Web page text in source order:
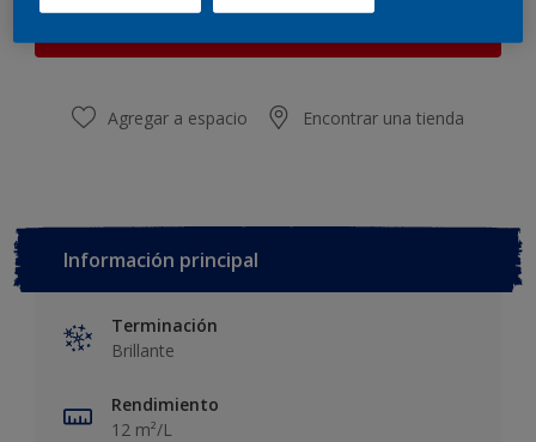
Agregar a espacio Encontrar una tienda
Información principal
Terminación
Brillante
Rendimiento
12 m²/L